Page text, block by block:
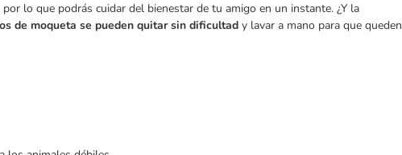
lo que podrás cuidar del bienestar de tu amigo en un instante. ¿Y la
de moqueta se pueden quitar sin dificultad y lavar a mano para que queden